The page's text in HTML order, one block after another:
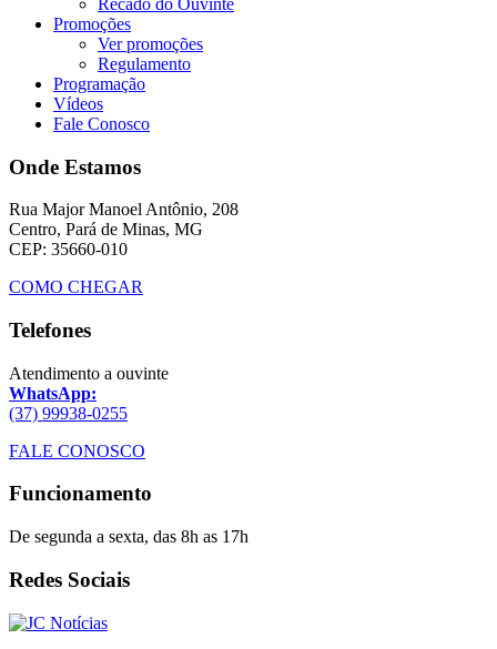
Promoções
Ver promoções
Regulamento
Programação
Vídeos
Fale Conosco
Onde Estamos
Rua Major Manoel Antônio, 208
Centro, Pará de Minas, MG
CEP: 35660-010
COMO CHEGAR
Telefones
Atendimento a ouvinte
WhatsApp:
(37) 99938-0255
FALE CONOSCO
Funcionamento
De segunda a sexta, das 8h as 17h
Redes Sociais